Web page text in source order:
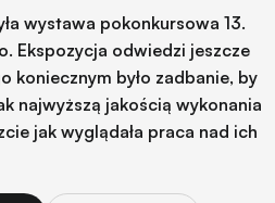
wystawa pokonkursowa 13.
Ekspozycja odwiedzi jeszcze
koniecznym było zadbanie, by
najwyższą jakością wykonania
jak wyglądała praca nad ich